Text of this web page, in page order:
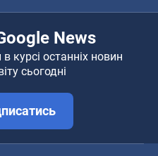
News
курсі останніх новин
сьогодні